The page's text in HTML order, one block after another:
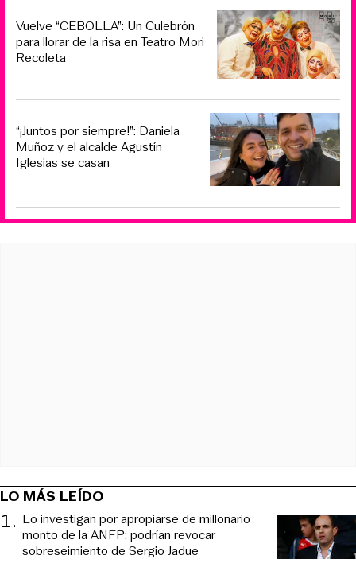
Vuelve “CEBOLLA”: Un Culebrón
para llorar de la risa en Teatro Mori
Recoleta
“¡Juntos por siempre!”: Daniela
Muñoz y el alcalde Agustín
Iglesias se casan
LO MÁS LEÍDO
1. Lo investigan por apropiarse de millonario
monto de la ANFP: podrían revocar
sobreseimiento de Sergio Jadue